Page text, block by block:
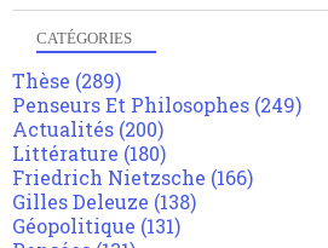
CATÉGORIES
Thèse (289)
Penseurs Et Philosophes (249)
Actualités (200)
Littérature (180)
Friedrich Nietzsche (166)
Gilles Deleuze (138)
Géopolitique (131)